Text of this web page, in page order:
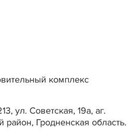
комплекс
ул. Советская, 19а, аг.
район, Гродненская область.